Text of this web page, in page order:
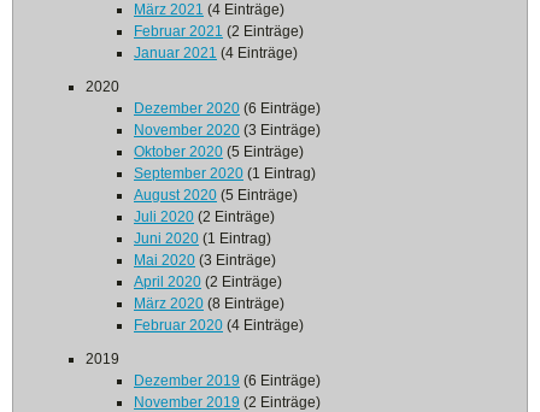
März 2021 (4 Einträge)
Februar 2021 (2 Einträge)
Januar 2021 (4 Einträge)
2020
Dezember 2020 (6 Einträge)
November 2020 (3 Einträge)
Oktober 2020 (5 Einträge)
September 2020 (1 Eintrag)
August 2020 (5 Einträge)
Juli 2020 (2 Einträge)
Juni 2020 (1 Eintrag)
Mai 2020 (3 Einträge)
April 2020 (2 Einträge)
März 2020 (8 Einträge)
Februar 2020 (4 Einträge)
2019
Dezember 2019 (6 Einträge)
November 2019 (2 Einträge)